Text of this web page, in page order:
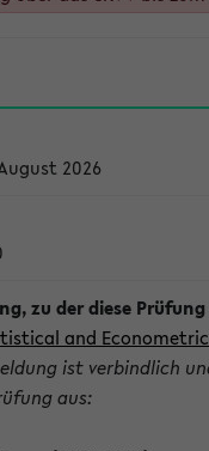
2026
and
ist verbindlich
aus: